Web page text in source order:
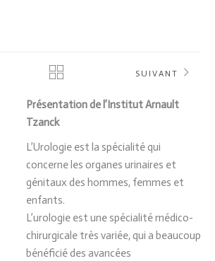
SUIVANT
Présentation de l’Institut Arnault
Tzanck
L’Urologie est la spécialité qui
concerne les organes urinaires et
génitaux des hommes, femmes et
enfants.
L’urologie est une spécialité médico-
chirurgicale très variée, qui a beaucoup
bénéficié des avancées